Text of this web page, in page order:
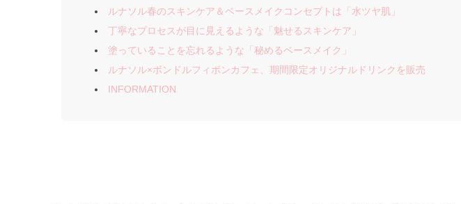
ルナソル春のスキンケア＆ベースメイクコンセプトは「水ツヤ肌」
丁寧なプロセスが目に見えるような「魅せるスキンケア」
塗っていることを忘れるような「秘めるベースメイク」
ルナソル×ボンドルフィボンカフェ、期間限定オリジナルドリンクを販売
INFORMATION